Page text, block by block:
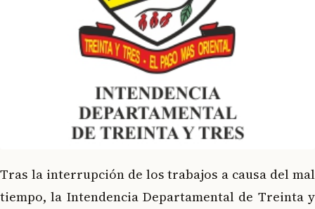
Tras la interrupción de los trabajos a causa del mal
tiempo, la Intendencia Departamental de Treinta y